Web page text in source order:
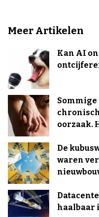
Meer Artikelen
Kan AI
oorzaak.
De
waren
haalbaar